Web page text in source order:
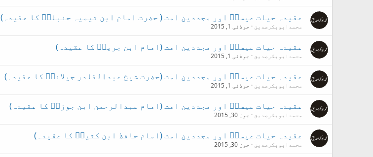
عقیدہ حیات عیسیؑ اور مجددین امت ( حضرت امام ابن تیمیہ حنبلیؒ کا عقیدہ)
محمدابوبکرصدیق جولائی 1, 2015
عقیدہ حیات عیسیؑ اور مجددین امت (امام ابن جریرؒ کا عقیدہ)
محمدابوبکرصدیق جولائی 1, 2015
عقیدہ حیات عیسیؑ اور مجددین امت (حضرت شیخ عبدالقادر جیلانیؒ کا عقیدہ)
محمدابوبکرصدیق جولائی 1, 2015
عقیدہ حیات عیسیؑ اور مجددین امت (امام عبدالرحمن ابن جوزیؒ کا عقیدہ)
محمدابوبکرصدیق جون 30, 2015
عقیدہ حیات عیسیؑ اور مجددین امت (امام حافظ ابن کثیرؒ کا عقیدہ)
محمدابوبکرصدیق جون 30, 2015